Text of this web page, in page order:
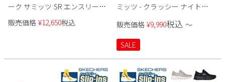
ーク サミッツ SR エンスリー
108144W レディース
販売価格 ¥12,650税込
ミッツ - クラッシー ナイト
販売価格 ¥9,990税込 〜
SALE